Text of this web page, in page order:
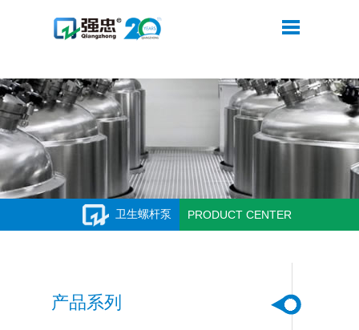
米兰网web站
卫生螺杆泵 PRODUCT CENTER
产品系列